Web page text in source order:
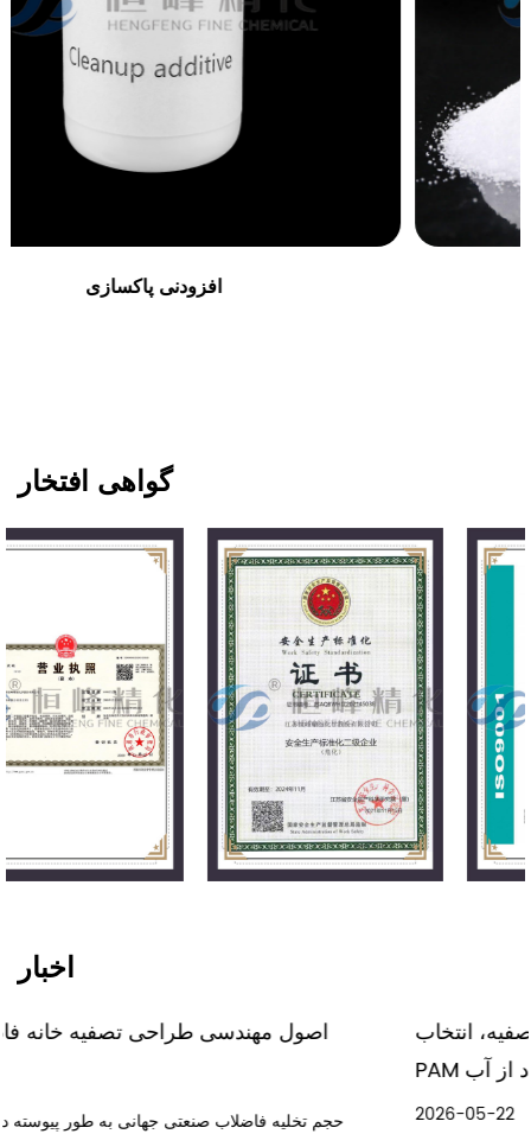
گواهی افتخار
اخبار
حجم
های فاضلاب معدن: روش های تصفیه، انتخاب
2026-05-22